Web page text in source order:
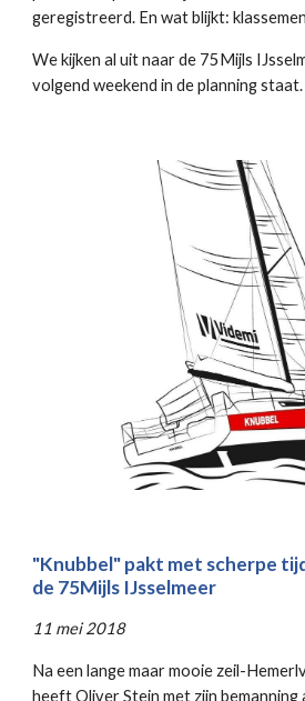
geregistreerd. En wat blijkt:
We kijken al uit naar de 75Mijls
volgend weekend in de planning staat.
"Knubbel" pakt met scherpe
de 75Mijls IJsselmeer
11 mei 2018
Na een lange maar mooie zeil-
heeft Oliver Stein met zijn bemanning